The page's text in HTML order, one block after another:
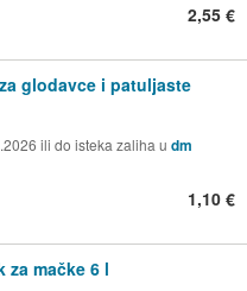
2,55 €
glodavce i patuljaste
ili do isteka zaliha u dm
1,10 €
za mačke 6 l